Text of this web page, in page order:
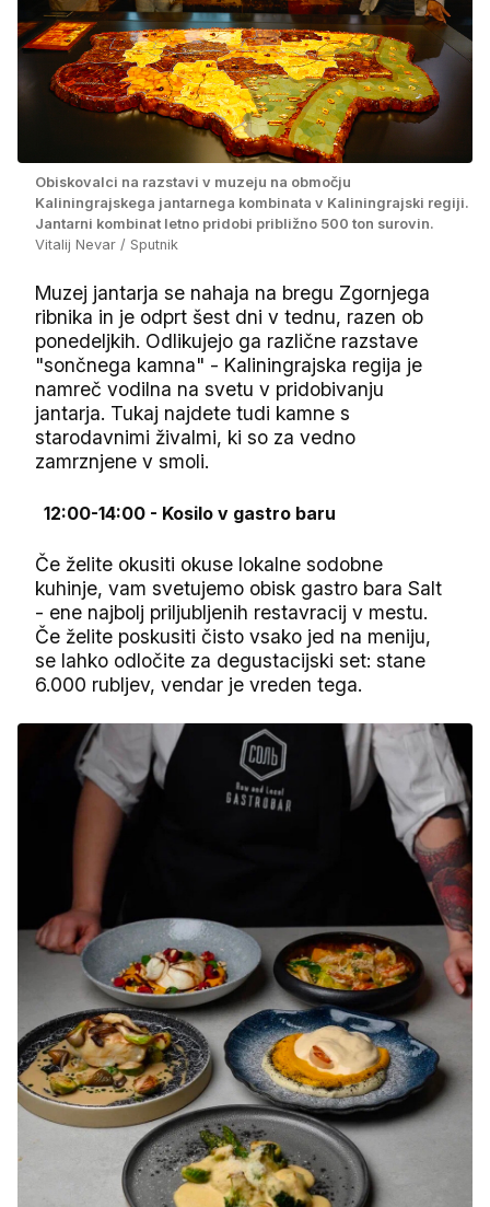
Obiskovalci na razstavi v muzeju na območju
Kaliningrajskega jantarnega kombinata v Kaliningrajski regiji.
Jantarni kombinat letno pridobi približno 500 ton surovin.
Vitalij Nevar / Sputnik
Muzej jantarja se nahaja na bregu Zgornjega
ribnika in je odprt šest dni v tednu, razen ob
ponedeljkih. Odlikujejo ga različne razstave
"sončnega kamna" - Kaliningrajska regija je
namreč vodilna na svetu v pridobivanju
jantarja. Tukaj najdete tudi kamne s
starodavnimi živalmi, ki so za vedno
zamrznjene v smoli.
12:00-14:00 - Kosilo v gastro baru
Če želite okusiti okuse lokalne sodobne
kuhinje, vam svetujemo obisk gastro bara Salt
- ene najbolj priljubljenih restavracij v mestu.
Če želite poskusiti čisto vsako jed na meniju,
se lahko odločite za degustacijski set: stane
6.000 rubljev, vendar je vreden tega.